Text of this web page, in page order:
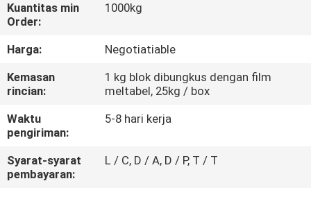
KUALITAS
HUBUNGI
KAMI
BERITA
KASUS-
Kuantitas min
Order:
1000kg
Harga:
Negotiatiable
Kemasan
rincian:
1 kg blok dibungkus dengan film
meltabel, 25kg / box
Waktu
pengiriman:
5-8 hari kerja
Syarat-syarat
pembayaran:
L / C, D / A, D / P, T / T